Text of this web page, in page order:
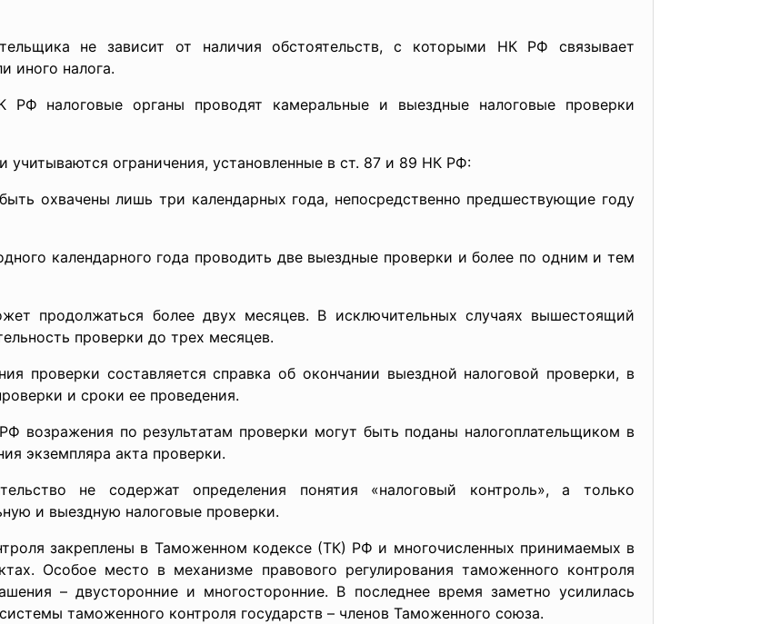
не зависит от наличия обстоятельств, с которыми НК РФ связывает
иного налога.
органы проводят камеральные и выездные налоговые проверки
учитываются ограничения, установленные в ст. 87 и 89 НК РФ:
охвачены лишь три календарных года, непосредственно предшествующие году
календарного года проводить две выездные проверки и более по одним и тем
более двух месяцев. В исключительных случаях вышестоящий
проверки до трех месяцев.
составляется справка об окончании выездной налоговой проверки, в
и сроки ее проведения.
по результатам проверки могут быть поданы налогоплательщиком в
экземпляра акта проверки.
не содержат определения понятия «налоговый контроль», а только
и выездную налоговые проверки.
в Таможенном кодексе (ТК) РФ и многочисленных принимаемых в
Особое место в механизме правового регулирования таможенного контроля
– двусторонние и многосторонние. В последнее время заметно усилилась
таможенного контроля государств – членов Таможенного союза.